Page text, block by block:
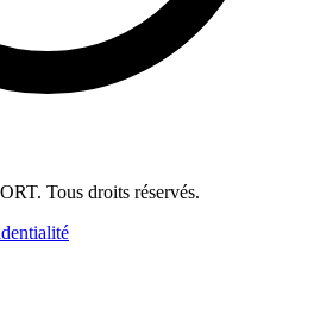
Tous droits réservés.